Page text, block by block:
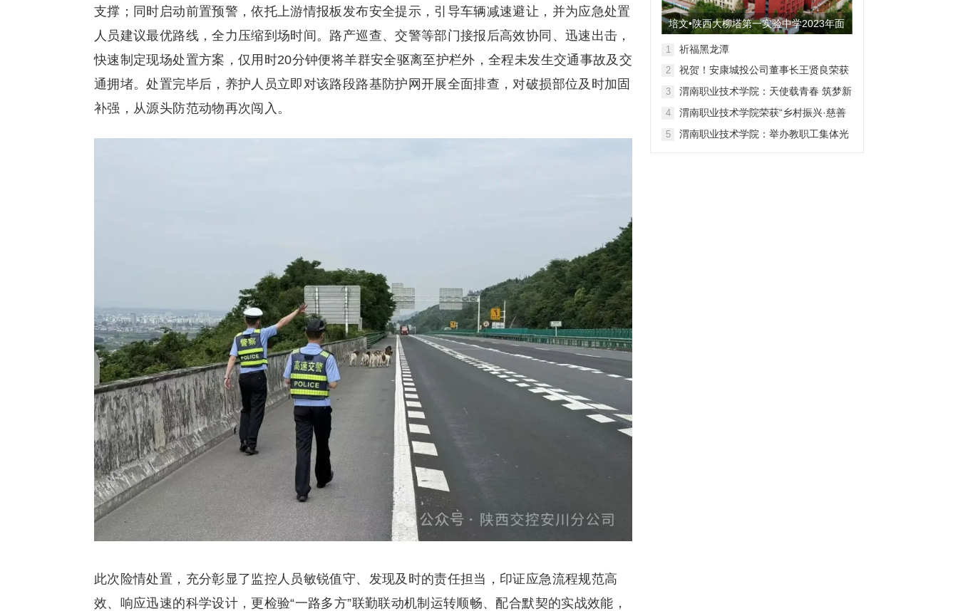
支撑；同时启动前置预警，依托上游情报板发布安全提示，引导车辆减速避让，并为应急处置
人员建议最优路线，全力压缩到场时间。路产巡查、交警等部门接报后高效协同、迅速出击，
快速制定现场处置方案，仅用时20分钟便将羊群安全驱离至护栏外，全程未发生交通事故及交
通拥堵。处置完毕后，养护人员立即对该路段路基防护网开展全面排查，对破损部位及时加固
补强，从源头防范动物再次闯入。
此次险情处置，充分彰显了监控人员敏锐值守、发现及时的责任担当，印证应急流程规范高
效、响应迅速的科学设计，更检验“一路多方”联勤联动机制运转顺畅、配合默契的实战效能，
培文•陕西大柳塔第一实验中学2023年面
向全国招聘教师启事
1 祈福黑龙潭
2
祝贺！安康城投公司董事长王贤良荣获
3
渭南职业技术学院：天使载青春 筑梦新
4
渭南职业技术学院荣获“乡村振兴·慈善
5
渭南职业技术学院：举办教职工集体光